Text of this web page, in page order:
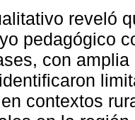
reveló
pedagógico
con
contextos